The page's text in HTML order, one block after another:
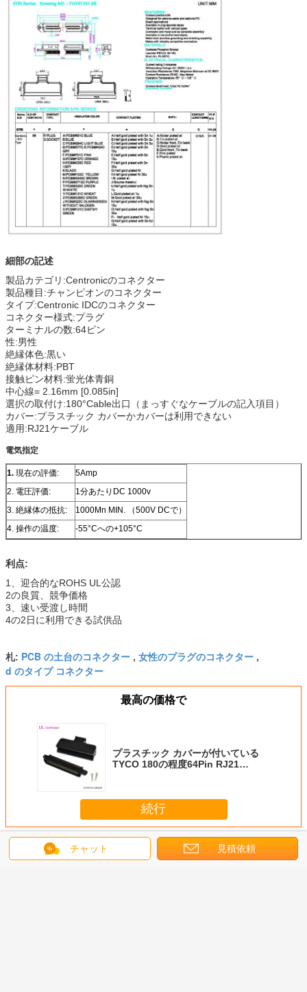
細部の記述
製品カテゴリ:Centronicのコネクター
製品種目:チャンピオンのコネクター
タイプ:Centronic IDCのコネクター
コネクター様式:プラグ
ターミナルの数:64ピン
性:男性
絶縁体色:黒い
絶縁体材料:PBT
接触ピン材料:蛍光体青銅
中心線= 2.16mm [0.085in]
選択の取付け:180°Cable出口（まっすぐなケーブルの記入項目）
カバー:プラスチック カバーかカバーは利用できない
適用:RJ21ケーブル
電気指定
1. 現在の評価:
5Amp
2. 電圧評価:
1分あたりDC 1000v
3. 絶縁体の抵抗:
1000Mn MIN. （500V DCで）
4. 操作の温度:
-55°Cへの+105°C
利点:
1、迎合的なROHS UL公認
2の良質、競争価格
3、速い受渡し時間
4の2日に利用できる試供品
札: PCB の土台のコネクター , 女性のプラグのコネクター ,
d のタイプ コネクター
最高の価格で
プラスチック カバーが付いている
TYCO 180の程度64Pin RJ21
続行
64のPin Centronicのコネクター
チャット 見積依頼